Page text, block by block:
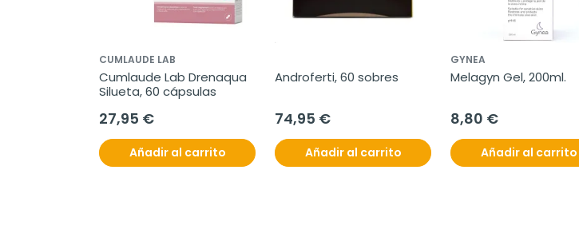
CUMLAUDE LAB
Cumlaude Lab Drenaqua
Silueta, 60 cápsulas
27,95 €
Añadir al carrito
Androferti, 60 sobres
74,95 €
Añadir al carrito
GYNEA
Melagyn Gel, 200ml.
8,80 €
Añadir al carrito